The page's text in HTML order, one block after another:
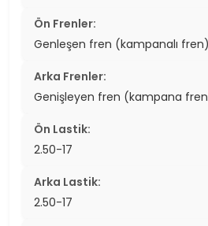
Ön Frenler:
Genleşen fren (kampanalı
Arka Frenler:
Genişleyen fren (kampana
Ön Lastik:
2.50-17
Arka Lastik:
2.50-17